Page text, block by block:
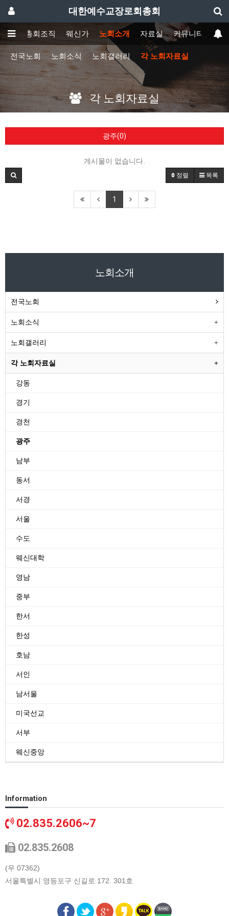
대한예수교장로회총회
총회 총회조직 웨신가 노회소개 자료실 커뮤니티
전국노회 노회소식 노회갤러리 각 노회자료실
각 노회자료실
광주(0)
게시물이 없습니다.
정렬 목록
1
노회소개
전국노회
노회소식
노회갤러리
각 노회자료실
강동
경기
경천
광주
남부
동서
서경
서울
수도
웨신대학
영남
중부
한서
한성
호남
서인
남서울
미국선교
서부
웨신중앙
Information
02.835.2606~7
02.835.2608
(우 07362)
서울특별시 영등포구 신길로 172. 301호